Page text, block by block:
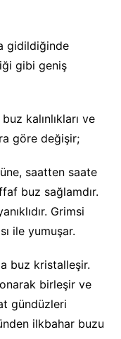
gidildiğinde
gibi geniş
kalınlıkları ve
göre değişir;
saatten saate
buz sağlamdır.
Grimsi
ile yumuşar.
buz kristalleşir.
birleşir ve
gündüzleri
ilkbahar buzu